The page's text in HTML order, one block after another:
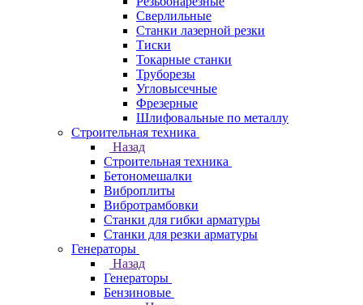
Сверлильные
Станки лазерной резки
Тиски
Токарные станки
Труборезы
Угловысечные
Фрезерные
Шлифовальные по металлу
Строительная техника
Назад
Строительная техника
Бетономешалки
Виброплиты
Вибротрамбовки
Станки для гибки арматуры
Станки для резки арматуры
Генераторы
Назад
Генераторы
Бензиновые